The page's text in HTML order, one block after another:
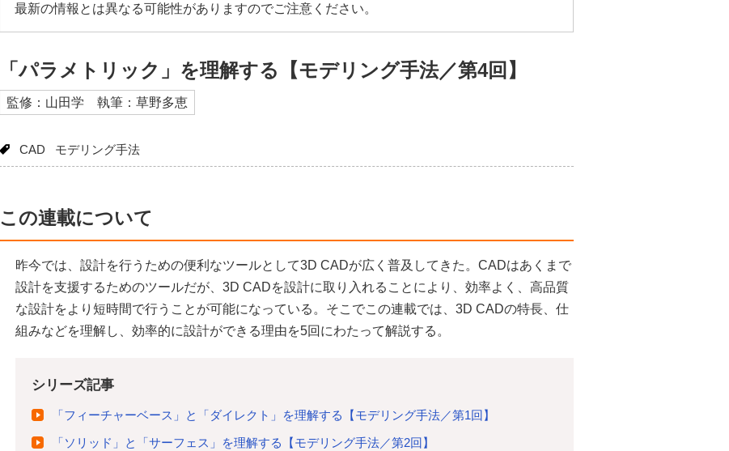
最新の情報とは異なる可能性がありますのでご注意ください。
「パラメトリック」を理解する【モデリング手法／第4回】
監修：山田学 執筆：草野多恵
CAD モデリング手法
この連載について
昨今では、設計を行うための便利なツールとして3D CADが広く普及してきた。CADはあくまで
設計を支援するためのツールだが、3D CADを設計に取り入れることにより、効率よく、高品質
な設計をより短時間で行うことが可能になっている。そこでこの連載では、3D CADの特長、仕
組みなどを理解し、効率的に設計ができる理由を5回にわたって解説する。
シリーズ記事
「フィーチャーベース」と「ダイレクト」を理解する【モデリング手法／第1回】
「ソリッド」と「サーフェス」を理解する【モデリング手法／第2回】